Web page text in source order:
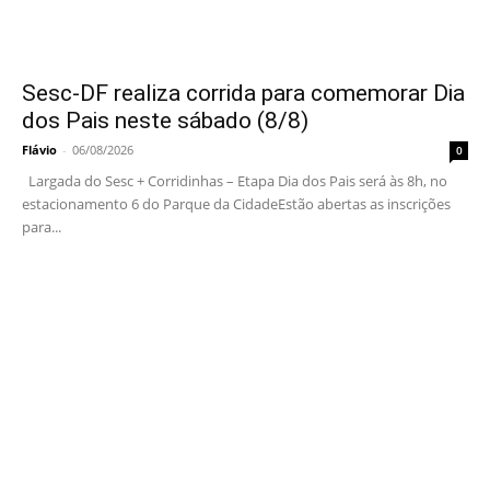
Sesc-DF realiza corrida para comemorar Dia
dos Pais neste sábado (8/8)
Flávio - 06/08/2026 0
Largada do Sesc + Corridinhas – Etapa Dia dos Pais será às 8h, no
estacionamento 6 do Parque da CidadeEstão abertas as inscrições
para...